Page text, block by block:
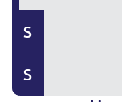
S
S